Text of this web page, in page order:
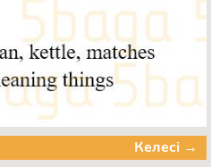
Келесі →